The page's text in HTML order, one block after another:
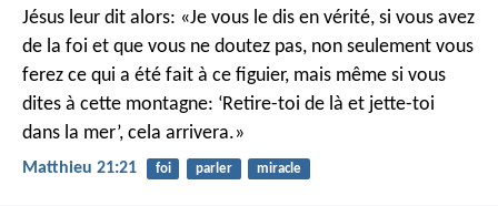
Jésus leur dit alors: «Je vous le dis en vérité, si vous avez
de la foi et que vous ne doutez pas, non seulement vous
ferez ce qui a été fait à ce figuier, mais même si vous
dites à cette montagne: ‘Retire-toi de là et jette-toi
dans la mer’, cela arrivera.»
Matthieu 21:21 foi parler miracle